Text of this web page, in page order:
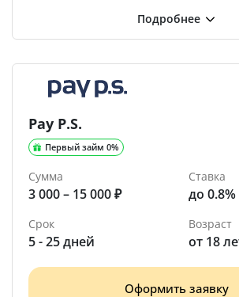
Pay P.S.
Первый займ 0%
Сумма
3 000 – 15 000 ₽
Ставка
до 0.8%
Срок
5 - 25 дней
Возраст
от 18
Оформить заявку